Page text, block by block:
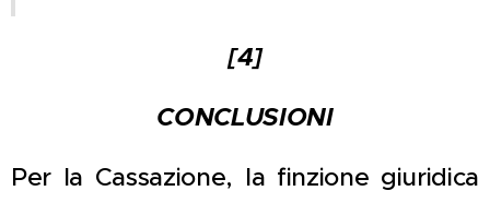
[4]
CONCLUSIONI
Per la Cassazione, la finzione giuridica